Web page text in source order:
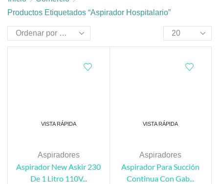
Productos Etiquetados “aspirador Hospitalario”
VISTA RÁPIDA
Aspiradores
Aspirador New Askir 230
De 1 Litro 110V...
VISTA RÁPIDA
Aspiradores
Aspirador Para Succión
Continua Con Gab...